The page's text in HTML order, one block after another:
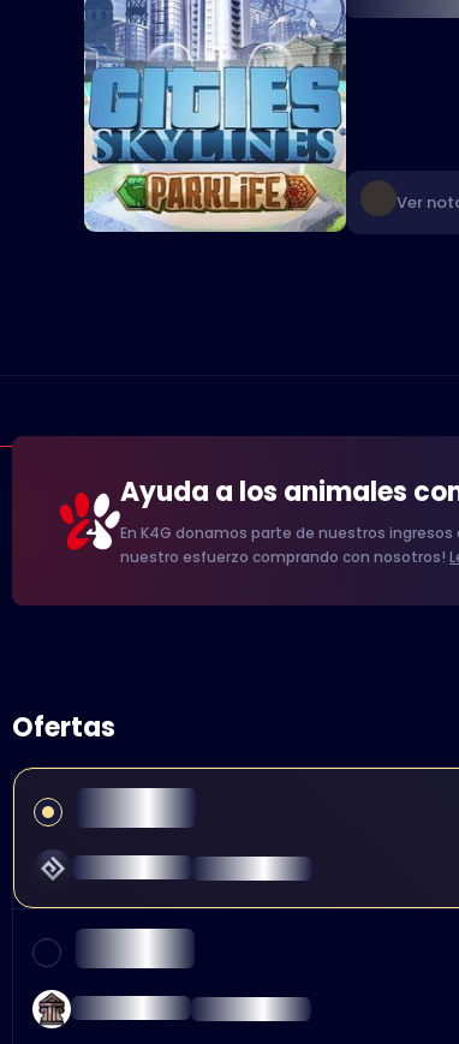
Ver
Ayuda a los animales
En K4G donamos parte de nuestros
nuestro esfuerzo comprando con nosotros!
Ofertas